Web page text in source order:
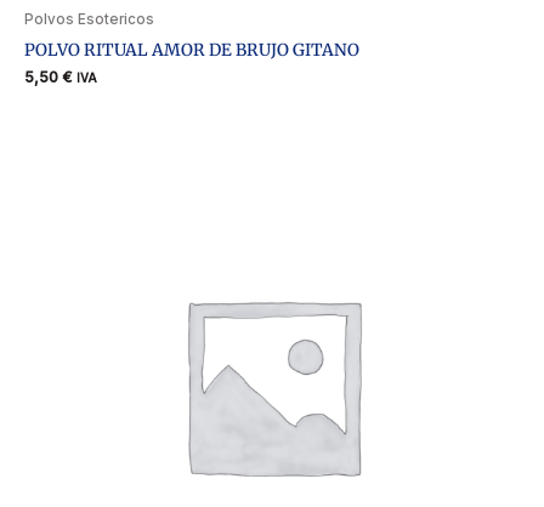
Polvos Esotericos
POLVO RITUAL AMOR DE BRUJO GITANO
5,50 € IVA